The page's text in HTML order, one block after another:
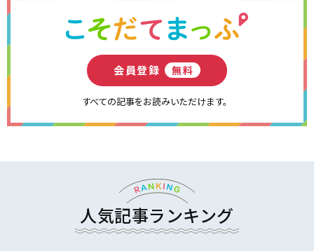
会員登録 無料
すべての記事をお読みいただけます。
人気記事ランキング